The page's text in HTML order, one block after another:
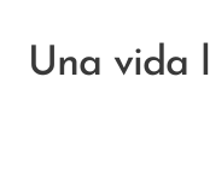
Una vida